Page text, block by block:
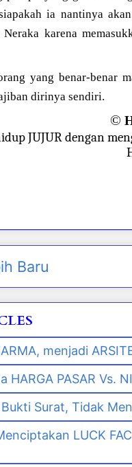
ia nantinya
Neraka karena
yang benar-benar
dirinya sendiri.
©
JUJUR dengan
Baru
menjadi
HARGA PASAR Vs.
Surat, Tidak
LUCK